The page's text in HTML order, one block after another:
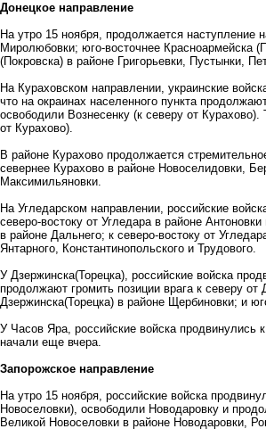
Донецкое направление
На утро 15 ноября, продолжается наступление
Миролюбовки; юго-восточнее Красноармейска
(Покровска) в районе Григорьевки, Пустынки,
На Кураховском направлении, украинские
что на окраинах населенного пункта
освободили Вознесенку (к северу от
от Курахово).
В районе Курахово продолжается
севернее Курахово в районе Новоселидовки,
Максимильяновки.
На Угледарском направлении, российские
северо-востоку от Угледара в районе
в районе Дальнего; к северо-востоку от
Янтарного, Константинопольского и Трудового.
У Дзержинска(Торецка), российские войска
продолжают громить позиции врага к северу
Дзержинска(Торецка) в районе Щербиновки; и
У Часов Яра, российские войска продвинулись
начали еще вчера.
Запорожское направление
На утро 15 ноября, российские войска
Новоселовки), освободили Новодаровку и
Великой Новоселовки в районе Новодаровки,